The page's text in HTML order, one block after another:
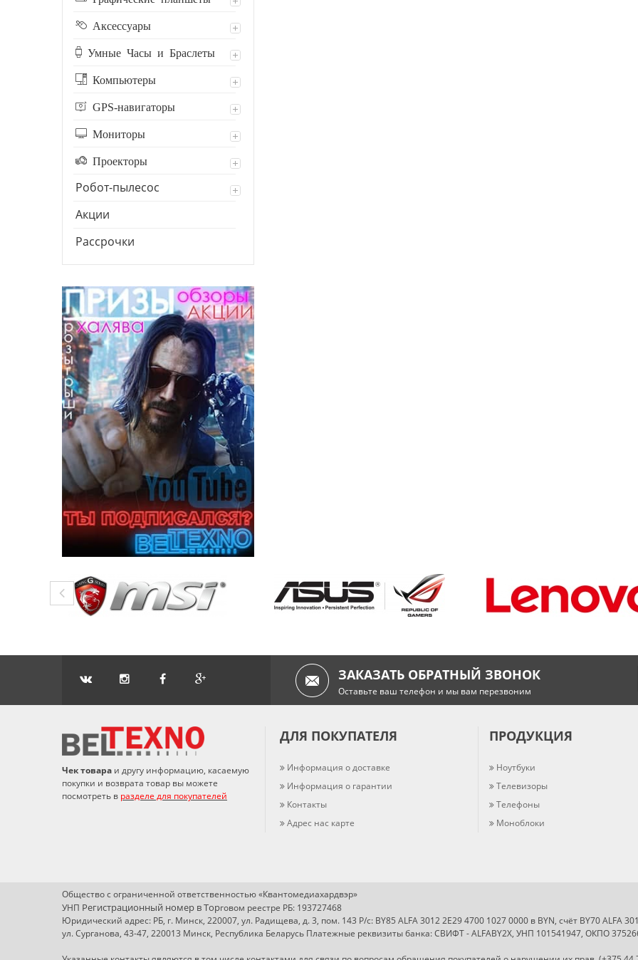
Аксессуары
Умные Часы и Браслеты
Компьютеры
GPS-навигаторы
Мониторы
Проекторы
Робот-пылесос
Акции
Рассрочки
ЗАКАЗАТЬ ОБРАТНЫЙ ЗВОНОК
Оставьте ваш телефон и мы вам перезвоним
Чек товара и другу информацию, касаемую
покупки и возврата товар вы можете
посмотреть в разделе для покупателей
ДЛЯ ПОКУПАТЕЛЯ
Информация о доставке
Информация о гарантии
Контакты
Адрес нас карте
ПРОДУКЦИЯ
Ноутбуки
Телевизоры
Телефоны
Моноблоки
Общество с ограниченной ответственностью «Квантомедиахардвэр»
УНП Регистрационный номер в Торговом реестре РБ: 193727468
Юридический адрес: РБ, г. Минск, 220007, ул. Радищева, д. 3, пом. 143 Р/с: BY85 ALFA 3012 2E29 4700 1027 0000 в BYN, счёт BY70 ALFA
ул. Сурганова, 43-47, 220013 Минск, Республика Беларусь Платежные реквизиты банка: СВИФТ - ALFABY2X, УНП 101541947, ОКПО